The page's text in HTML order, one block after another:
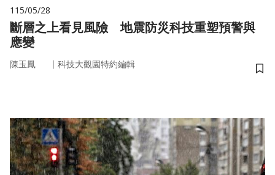
115/05/28
斷層之上看見風險 地震防災科技重塑預警與
應變
陳玉鳳 ｜ 科技大觀園特約編輯
儲